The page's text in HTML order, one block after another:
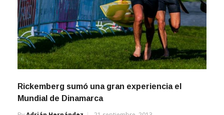
Mundial de Dinamarca
ByAdrián Hernández 21 septiembre, 2013